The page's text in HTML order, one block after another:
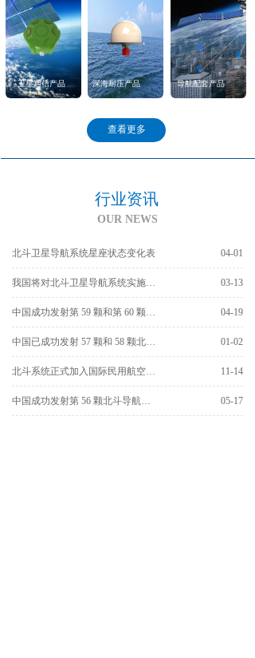
查看更多
卫星通信产品 深海耐压产品 导航配套产品
行业资讯
OUR NEWS
北斗卫星导航系统星座状态变化表 04-01
我国将对北斗卫星导航系统实施在轨升级 03-13
中国成功发射第 59 颗和第 60 颗北斗导航卫星 04-19
中国已成功发射 57 颗和 58 颗北斗导航卫星 01-02
北斗系统正式加入国际民用航空组织 （ICAO），成为全球民航通用卫星导航系统 11-14
中国成功发射第 56 颗北斗导航卫星 05-17